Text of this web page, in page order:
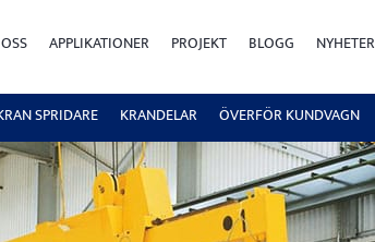
APPLIKATIONER PROJEKT BLOGG NYHETER
SPRIDARE KRANDELAR ÖVERFÖR KUNDVAGN